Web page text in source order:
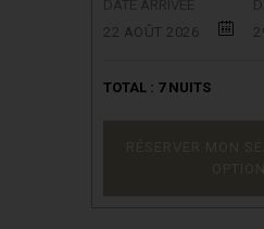
22 AOÛT 2026
TOTAL : 7NUITS